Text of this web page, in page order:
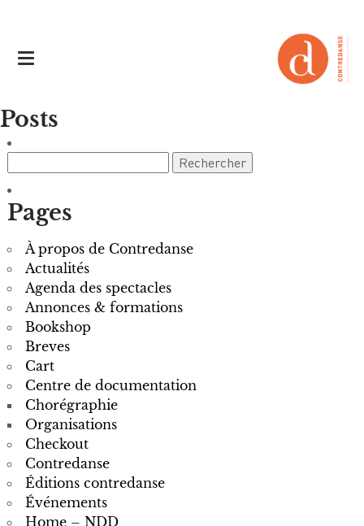
Posts
Pages
À propos de Contredanse
Actualités
Agenda des spectacles
Annonces & formations
Bookshop
Breves
Cart
Centre de documentation
Chorégraphie
Organisations
Checkout
Contredanse
Éditions contredanse
Événements
Home – NDD